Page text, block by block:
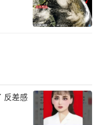
反差感